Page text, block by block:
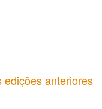
edições anteriores